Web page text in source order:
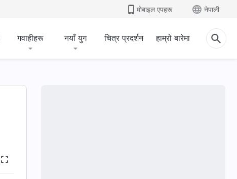
मोबाइल एपहरू नेपाली
गवाहीहरू नयाँ युग चित्र प्रदर्शन हाम्रो बारेमा